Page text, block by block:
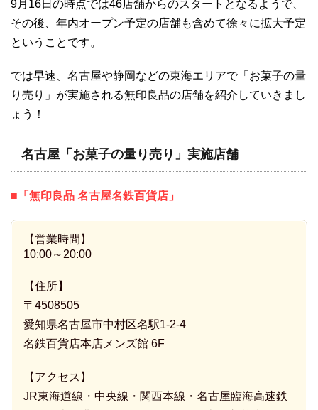
9月16日の時点では46店舗からのスタートとなるようで、
その後、年内オープン予定の店舗も含めて徐々に拡大予定
ということです。
では早速、名古屋や静岡などの東海エリアで「お菓子の量
り売り」が実施される無印良品の店舗を紹介していきまし
ょう！
名古屋「お菓子の量り売り」実施店舗
■「無印良品 名古屋名鉄百貨店」
【営業時間】
10:00～20:00
【住所】
〒4508505
愛知県名古屋市中村区名駅1-2-4
名鉄百貨店本店メンズ館 6F
【アクセス】
JR東海道線・中央線・関西本線・名古屋臨海高速鉄